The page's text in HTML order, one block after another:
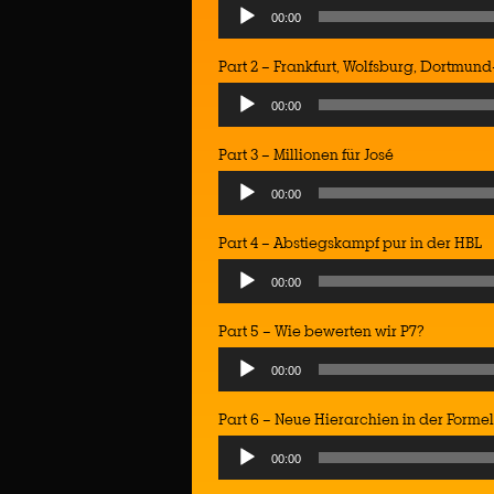
Audio
Player
00:00
Part 2 – Frankfurt, Wolfsburg,
Audio
Player
00:00
Part 3 – Millionen für José
Audio
Player
00:00
Part 4 – Abstiegskampf pur in der HBL
Audio
Player
00:00
Part 5 – Wie bewerten wir P7?
Audio
Player
00:00
Part 6 – Neue Hierarchien in der Formel
Audio
Player
00:00